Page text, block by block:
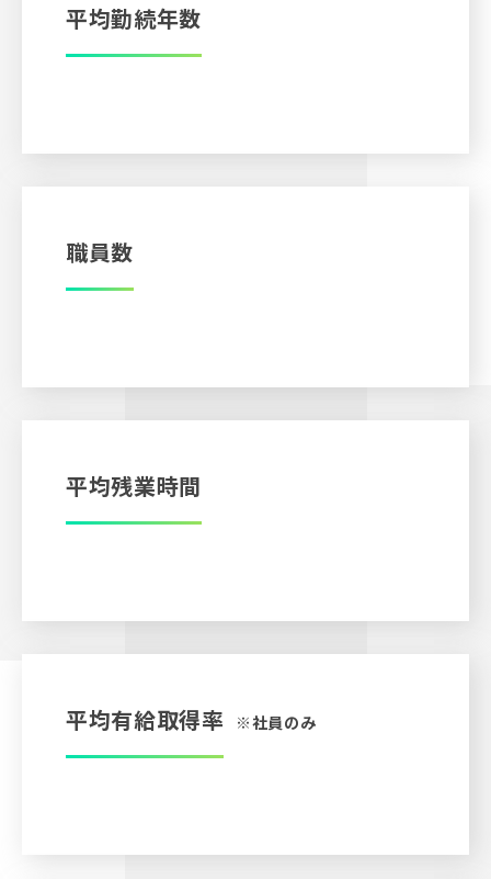
平均勤続年数
職員数
平均残業時間
平均有給取得率 ※社員のみ